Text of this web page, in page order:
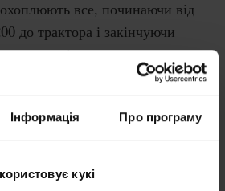
Інформація Про програму
кукі
охоплюють все, починаючи від
до трактора і закінчуючи
з різних налаштувань.